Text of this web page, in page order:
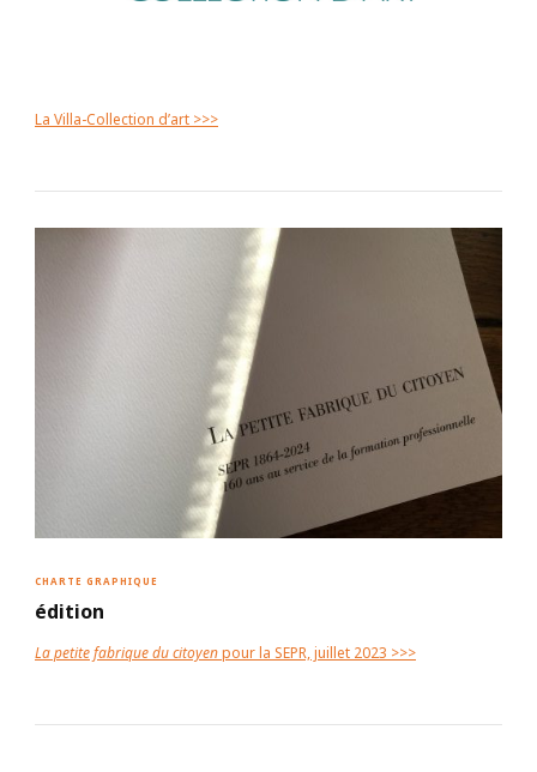
La Villa-Collection d’art >>>
CHARTE GRAPHIQUE
édition
La petite fabrique du citoyenpour la SEPR, juillet 2023 >>>